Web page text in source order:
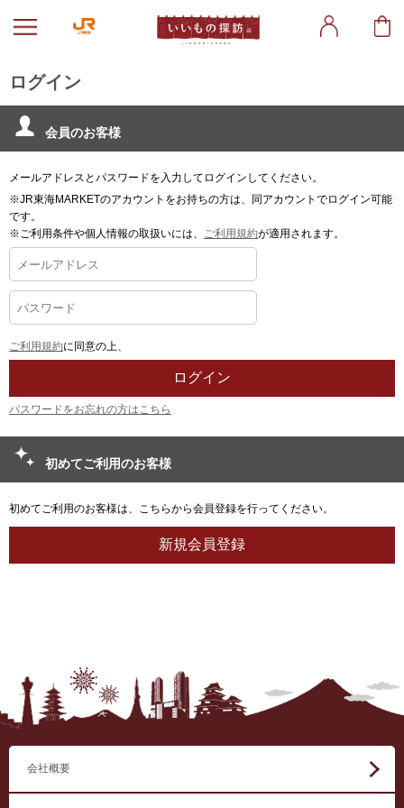
ログイン
会員のお客様
メールアドレスとパスワードを入力してログインしてください。
※JR東海MARKETのアカウントをお持ちの方は、同アカウントでログイン可能
です。
※ご利用条件や個人情報の取扱いには、 ご利用規約が適用されます。
ご利用規約に同意の上、
パスワードをお忘れの方はこちら
初めてご利用のお客様
初めてご利用のお客様は、こちらから会員登録を行ってください。
会社概要